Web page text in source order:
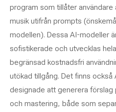
program som tillåter
musik utifrån prompts
modellen). Dessa AI-modeller
sofistikerade och utvecklas
begränsad kostnadsfri
utökad tillgång. Det finns
designade att generera förslag
och mastering, både som